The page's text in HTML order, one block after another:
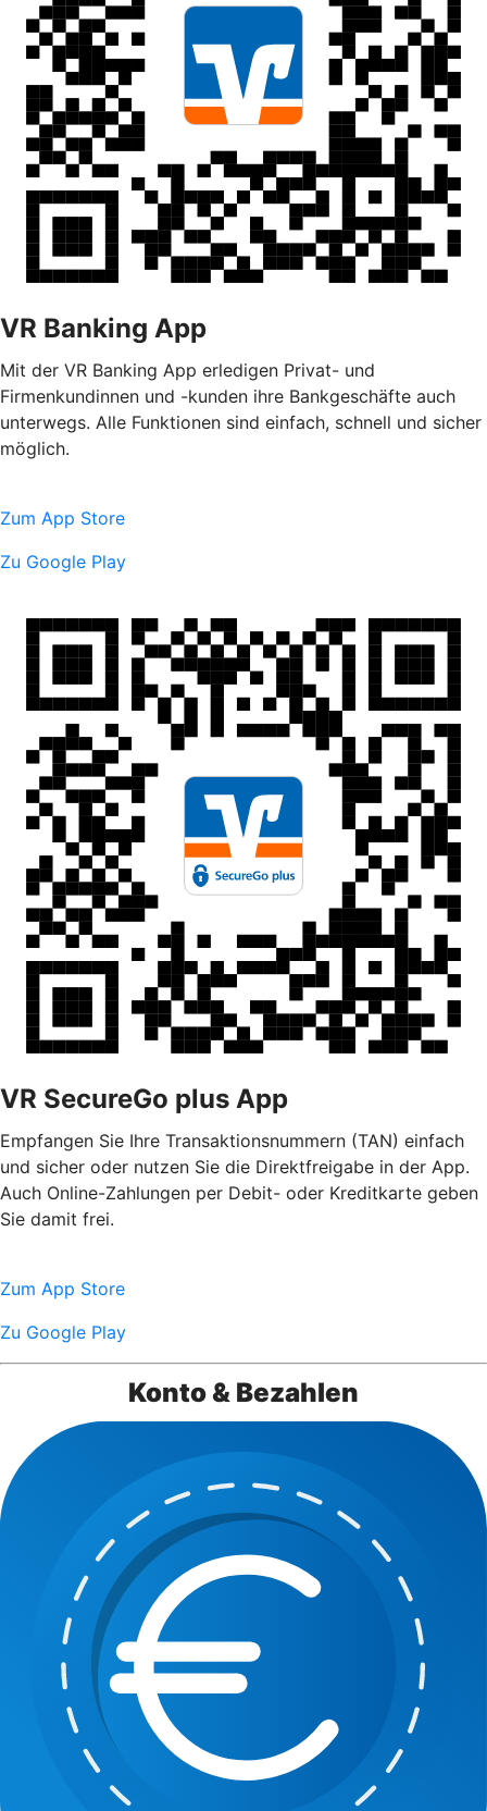
VR Banking App
Mit der VR Banking App erledigen Privat- und
Firmenkundinnen und -kunden ihre Bankgeschäfte auch
unterwegs. Alle Funktionen sind einfach, schnell und sicher
möglich.
Zum App Store
Zu Google Play
VR SecureGo plus App
Empfangen Sie Ihre Transaktionsnummern (TAN) einfach
und sicher oder nutzen Sie die Direktfreigabe in der App.
Auch Online-Zahlungen per Debit- oder Kreditkarte geben
Sie damit frei.
Zum App Store
Zu Google Play
Konto & Bezahlen